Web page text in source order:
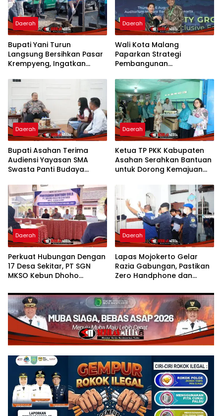
Daerah
Bupati Yani Turun
Langsung Bersihkan Pasar
Krempyeng, Ingatkan
Panjang
Daerah
Wali Kota Malang
Paparkan Strategi
Pembangunan
Nasional CNN Indonesia
Daerah
Bupati Asahan Terima
Audiensi Yayasan SMA
Swasta Panti Budaya
Grace Natalie Sagala
Daerah
Ketua TP PKK Kabupaten
Asahan Serahkan Bantuan
untuk Dorong Kemajuan
Sentang
Daerah
Perkuat Hubungan Dengan
17 Desa Sekitar, PT SGN
MKSO Kebun Dhoho
Gula
Daerah
Lapas Mojokerto Gelar
Razia Gabungan, Pastikan
Zero Handphone dan